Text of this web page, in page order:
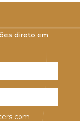
direto em
com